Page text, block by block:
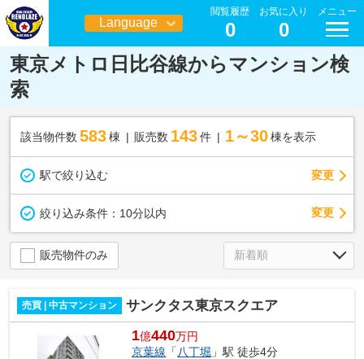
Language
日本語
閲覧履歴
0
お気に入り
0
メニュー
東京メトロ日比谷線からマンション検
索
該当物件数 583棟 販売数 143 件 1～30 棟を表示
駅で絞り込む 変更
絞り込み条件： 10分以内 変更
販売物件のみ
売買 | 中古マンション サンクタス東京スクエア
1億440万円
京葉線 「 八丁堀 」駅 徒歩4分